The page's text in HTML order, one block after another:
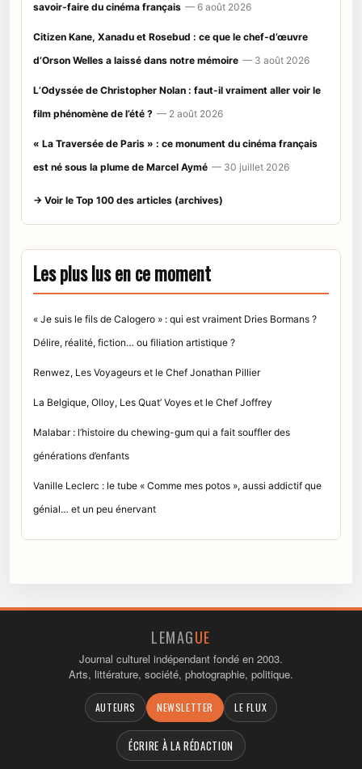
savoir-faire du cinéma français — 6 août 2026
Citizen Kane, Xanadu et Rosebud : ce que le chef-d’œuvre
d’Orson Welles a laissé dans notre mémoire — 3 août 2026
L’Odyssée de Christopher Nolan : faut-il vraiment aller voir le
film phénomène de l’été ? — 2 août 2026
« La Traversée de Paris » : ce monument du cinéma français
est né sous la plume de Marcel Aymé — 30 juillet 2026
→ Voir le Top 100 des articles (archives)
Les plus lus en ce moment
« Je suis le fils de Calogero » : qui est vraiment Dries Bormans ?
Délire, réalité, fiction… ou filiation artistique ?
Renwez, Les Voyageurs et le Chef Jonathan Pillier
La Belgique, Olloy, Les Quat’ Voyes et le Chef Joffrey
Malabar : l’histoire du chewing-gum qui a fait souffler des
générations d’enfants
Vanille Leclerc : le tube « Comme mes potos », aussi addictif que
génial… et un peu énervant
LEMAGUE
Journal culturel indépendant fondé en 2003.
Arts, littérature, société, photographie, politique.
AUTEURS NEWSLETTER LE FLUX
ÉCRIRE À LA RÉDACTION